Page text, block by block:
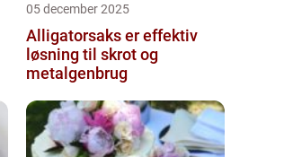
05 december 2025
Alligatorsaks er effektiv
løsning til skrot og
metalgenbrug